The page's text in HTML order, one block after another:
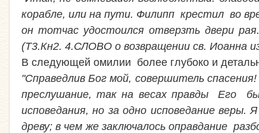
корабле, или на пути. Филипп крестил во
он тотчас удостоился отверзть двери
(Т3.Кн2. 4.СЛОВО о возвращении св. Иоанна
В следующей омилии более глубоко и
"Справедлив Бог мой, совершитель
преслушание, так на весах правды Его
исповедания, но за одно исповедание
древу; в чем же заключалось оправдание